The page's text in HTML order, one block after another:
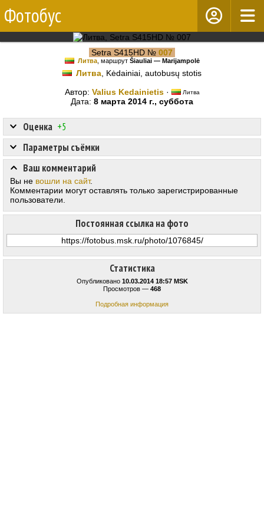
Фотобус
Setra S415HD № 007
Литва, маршрут Šiauliai — Marijampolė
Литва , Kėdainiai, autobusų stotis
Автор: Valius Kedainietis· Литва
Дата: 8 марта 2014 г., суббота
Статистика
Опубликовано 10.03.2014 18:57 MSK
Просмотров — 468
Подробная информация
Оценка +5
Постоянная ссылка на фото
Параметры съёмки
Ваш комментарий
Вы не вошли на сайт.
Комментарии могут оставлять только зарегистрированные
пользователи.